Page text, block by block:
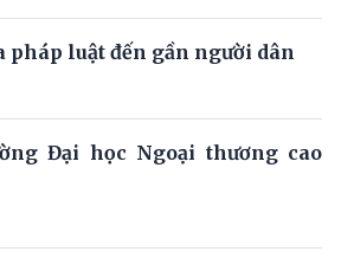
pháp luật đến gần người dân
Đại học Ngoại thương cao